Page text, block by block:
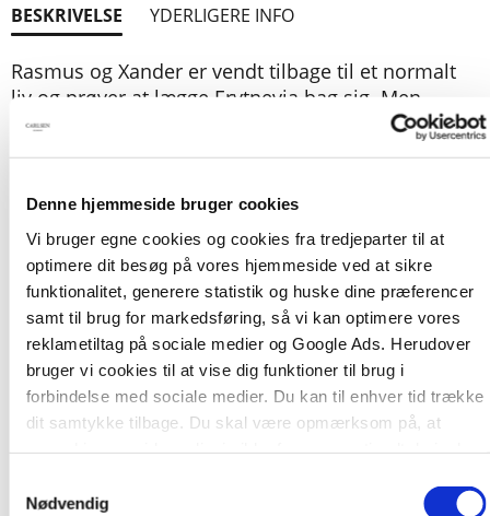
Denne hjemmeside bruger cookies
Vi bruger egne cookies og cookies fra tredjeparter til at
optimere dit besøg på vores hjemmeside ved at sikre
funktionalitet, generere statistik og huske dine præferencer
samt til brug for markedsføring, så vi kan optimere vores
reklametiltag på sociale medier og Google Ads. Herudover
bruger vi cookies til at vise dig funktioner til brug i
forbindelse med sociale medier. Du kan til enhver tid trække
dit samtykke tilbage. Du skal være opmærksom på, at
Nødvendig
BESKRIVELSE YDERLIGERE INFO
Rasmus og Xander er vendt tilbage til et normalt
liv og prøver at lægge Erytnevia bag sig. Men
nogen eller noget sender kryptiske beskeder til
dem. Måske har Atamai brug for deres hjælp?
den anden verden møder de helt nye farer og
monstre, som er mere skrækindjagende, end de
troede var muligt.
Andet bind i GEMINIFORBANDELSEN, en sjov og
actionfyldt fantasytrilogi om magi, eventyr,
ondskab og hemmeligheder.
Fra ca. 8 år